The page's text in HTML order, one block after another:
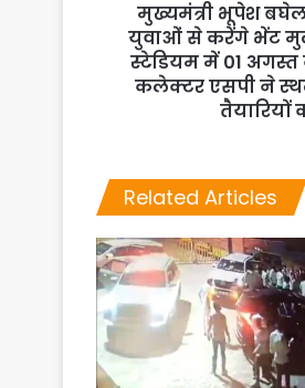
मुख्यमंत्री भूपेश
युवाओं से करेंगे भेंट
स्टेडियम में 01
कलेक्टर एसपी ने
तैयारियों
Related Articles